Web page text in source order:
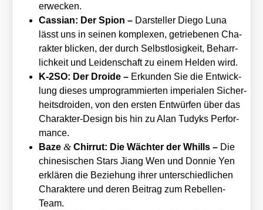
erwe­cken.
Cas­si­an: Der Spi­on – Dar­stel­ler Die­go Luna
lässt uns in sei­nen kom­ple­xen, getrie­be­nen Cha­
rak­ter bli­cken, der durch Selbst­lo­sig­keit, Beharr­
lich­keit und Lei­den­schaft zu einem Hel­den wird.
K‑2SO: Der Dro­ide – Erkun­den Sie die Ent­wick­
lung die­ses umpro­gram­mier­ten impe­ria­len Sicher­
heits­dro­iden, von den ers­ten Ent­wür­fen über das
Cha­rak­ter-Design bis hin zu Alan Tudyks Per­for­
mance.
Baze& Chir­rut: Die Wäch­ter der Whills – Die
chi­ne­si­schen Stars Jiang Wen und Don­nie Yen
erklä­ren die Bezie­hung ihrer unter­schied­li­chen
Cha­rak­te­re und deren Bei­trag zum Rebel­len-
Team.